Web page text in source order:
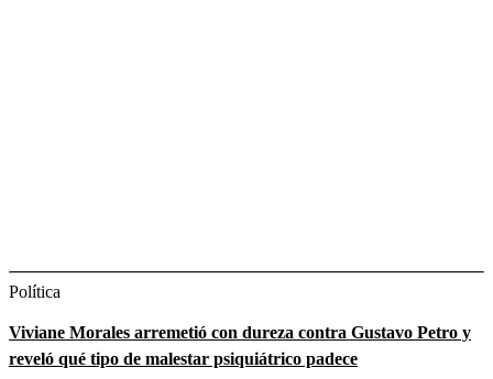
Política
Viviane Morales arremetió con dureza contra Gustavo Petro y
reveló qué tipo de malestar psiquiátrico padece